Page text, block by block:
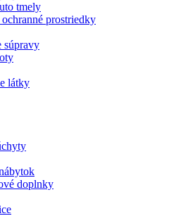
tmely
prostriedky
súpravy
látky
doplnky